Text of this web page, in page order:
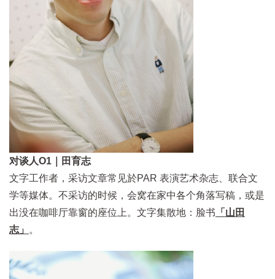
对谈人O1｜田育志
文字工作者，采访文章常见於PAR 表演艺术杂志、联合文
学等媒体。不采访的时候，会窝在家中各个角落写稿，或是
出没在咖啡厅靠窗的座位上。文字集散地：脸书 「山田
志」
。